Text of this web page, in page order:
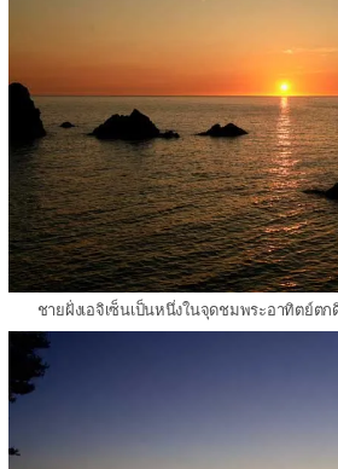
ชายฝั่งเอจิเซ็นเป็นหนึ่งในจุดชมพระอาทิตย์ต